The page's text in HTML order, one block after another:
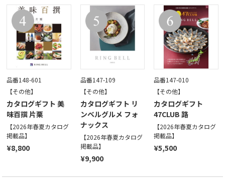
品番148-601
【その他】
カタログギフト 美
味百撰 片栗
【2026年春夏カタログ
掲載品】
¥8,800
品番147-109
【その他】
カタログギフト リ
ンベルグルメ フォ
ナックス
【2026年春夏カタログ
掲載品】
¥9,900
品番147-010
【その他】
カタログギフト
47CLUB 路
【2026年春夏カタログ
掲載品】
¥5,500